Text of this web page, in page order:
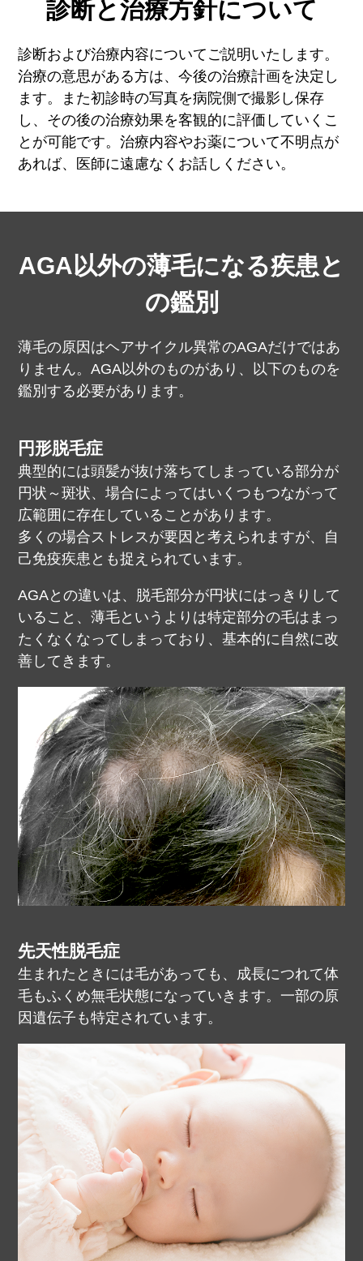
診断と治療方針について
診断および治療内容についてご説明いたします。
治療の意思がある方は、今後の治療計画を決定し
ます。
また初診時の写真を病院側で撮影し保存
し、その後の治療効果を客観的に評価していくこ
とが可能です。治療内容やお薬について不明点が
あれば、医師に遠慮なくお話しください。
AGA以外の薄毛になる疾患と
の鑑別
薄毛の原因はヘアサイクル異常のAGAだけではあ
りません。AGA以外のものがあり、以下のものを
鑑別する必要があります。
円形脱毛症
典型的には頭髪が抜け落ちてしまっている部分が
円状～斑状、場合によってはいくつもつながって
広範囲に存在していることがあります。
多くの場合ストレスが要因と考えられますが、自
己免疫疾患とも捉えられています。
AGAとの違いは、脱毛部分が円状にはっきりして
いること、薄毛というよりは特定部分の毛はまっ
たくなくなってしまっており、基本的に自然に改
善してきます。
先天性脱毛症
生まれたときには毛があっても、成長につれて体
毛もふくめ無毛状態になっていきます。一部の原
因遺伝子も特定されています。